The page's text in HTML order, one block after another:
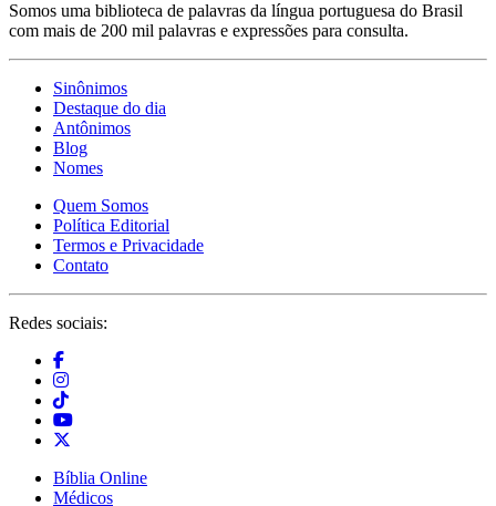
Somos uma biblioteca de palavras da língua portuguesa do Brasil
com mais de 200 mil palavras e expressões para consulta.
Sinônimos
Destaque do dia
Antônimos
Blog
Nomes
Quem Somos
Política Editorial
Termos e Privacidade
Contato
Redes sociais:
Bíblia Online
Médicos